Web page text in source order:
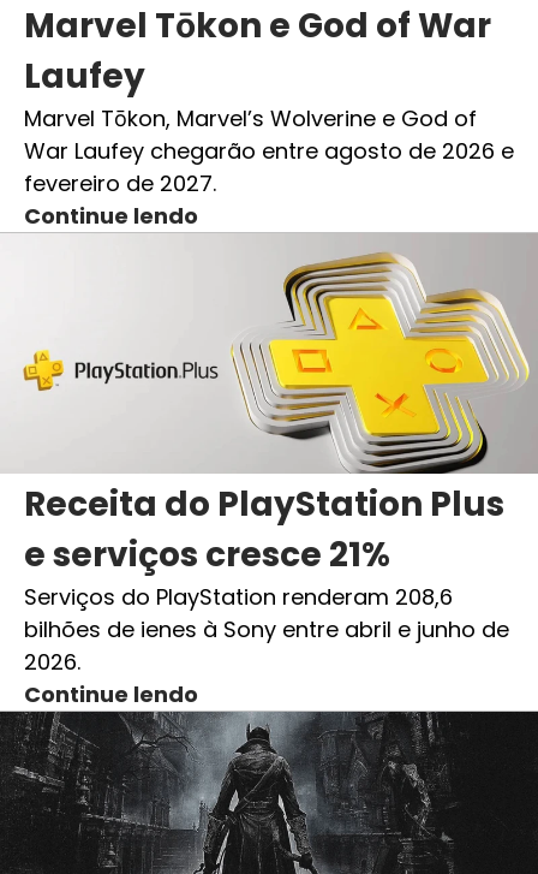
Marvel Tōkon e God of War
Laufey
Marvel Tōkon, Marvel’s Wolverine e God of
War Laufey chegarão entre agosto de 2026 e
fevereiro de 2027.
Continue lendo
Receita do PlayStation Plus
e serviços cresce 21%
Serviços do PlayStation renderam 208,6
bilhões de ienes à Sony entre abril e junho de
2026.
Continue lendo